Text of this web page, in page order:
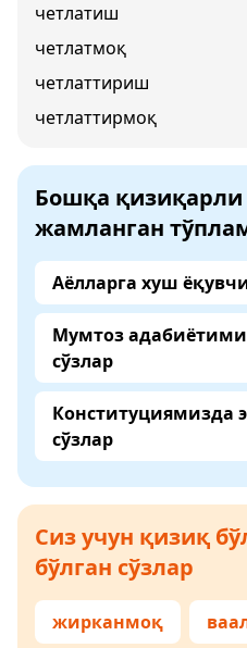
четлатиш
четлатмоқ
четлаттириш
четлаттирмоқ
Бошқа қизиқарли
жамланган
Аёлларга хуш
Мумтоз
сўзлар
Конституциямизда
сўзлар
Сиз учун қизиқ
бўлган сўзлар
жирканмоқ